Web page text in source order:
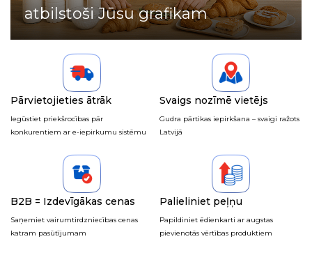
atbilstoši Jūsu grafikam
Pārvietojieties ātrāk
Iegūstiet priekšrocības pār
konkurentiem ar e-iepirkumu sistēmu
Svaigs nozīmē vietējs
Gudra pārtikas iepirkšana – svaigi ražots
Latvijā
B2B = Izdevīgākas cenas
Saņemiet vairumtirdzniecības cenas
katram pasūtījumam
Palieliniet peļņu
Papildiniet ēdienkarti ar augstas
pievienotās vērtības produktiem